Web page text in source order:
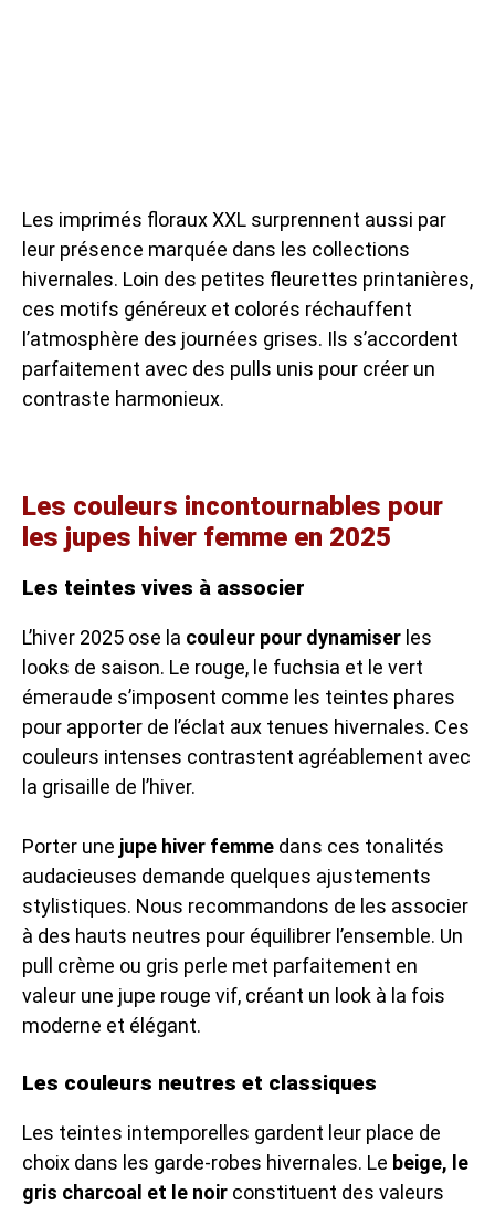
Les imprimés floraux XXL surprennent aussi par
leur présence marquée dans les collections
hivernales. Loin des petites fleurettes printanières,
ces motifs généreux et colorés réchauffent
l’atmosphère des journées grises. Ils s’accordent
parfaitement avec des pulls unis pour créer un
contraste harmonieux.
Les couleurs incontournables pour
les jupes hiver femme en 2025
Les teintes vives à associer
L’hiver 2025 ose la couleur pour dynamiser les
looks de saison. Le rouge, le fuchsia et le vert
émeraude s’imposent comme les teintes phares
pour apporter de l’éclat aux tenues hivernales. Ces
couleurs intenses contrastent agréablement avec
la grisaille de l’hiver.
Porter une jupe hiver femme dans ces tonalités
audacieuses demande quelques ajustements
stylistiques. Nous recommandons de les associer
à des hauts neutres pour équilibrer l’ensemble. Un
pull crème ou gris perle met parfaitement en
valeur une jupe rouge vif, créant un look à la fois
moderne et élégant.
Les couleurs neutres et classiques
Les teintes intemporelles gardent leur place de
choix dans les garde-robes hivernales. Le beige, le
gris charcoal et le noir constituent des valeurs